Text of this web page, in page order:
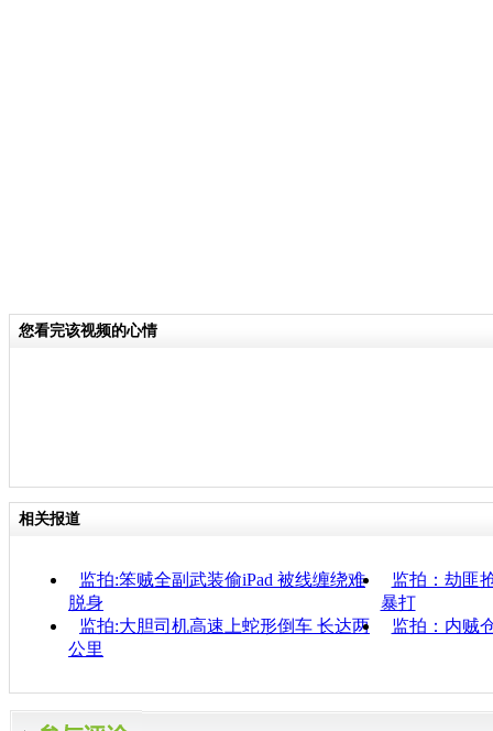
您看完该视频的心情
相关报道
监拍:笨贼全副武装偷iPad 被线缠绕难
脱身
监拍：劫匪
暴打
监拍:大胆司机高速上蛇形倒车 长达两
公里
监拍：内贼